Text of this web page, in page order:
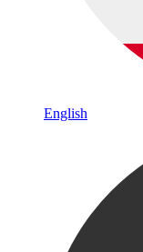
English